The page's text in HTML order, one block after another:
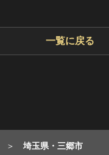
一覧に戻る
埼玉県・三郷市